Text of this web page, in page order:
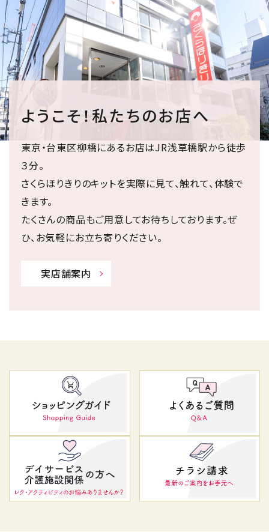
ようこそ！私たちのお店へ
東京・台東区柳橋にあるお店はJR浅草橋駅から徒歩
３分。
さくらほりきりのキットを実際に見て、触れて、体験で
きます。
たくさんの商品もご用意してお待ちしております。ぜ
ひ、お気軽にお立ち寄りください。
実店舗案内